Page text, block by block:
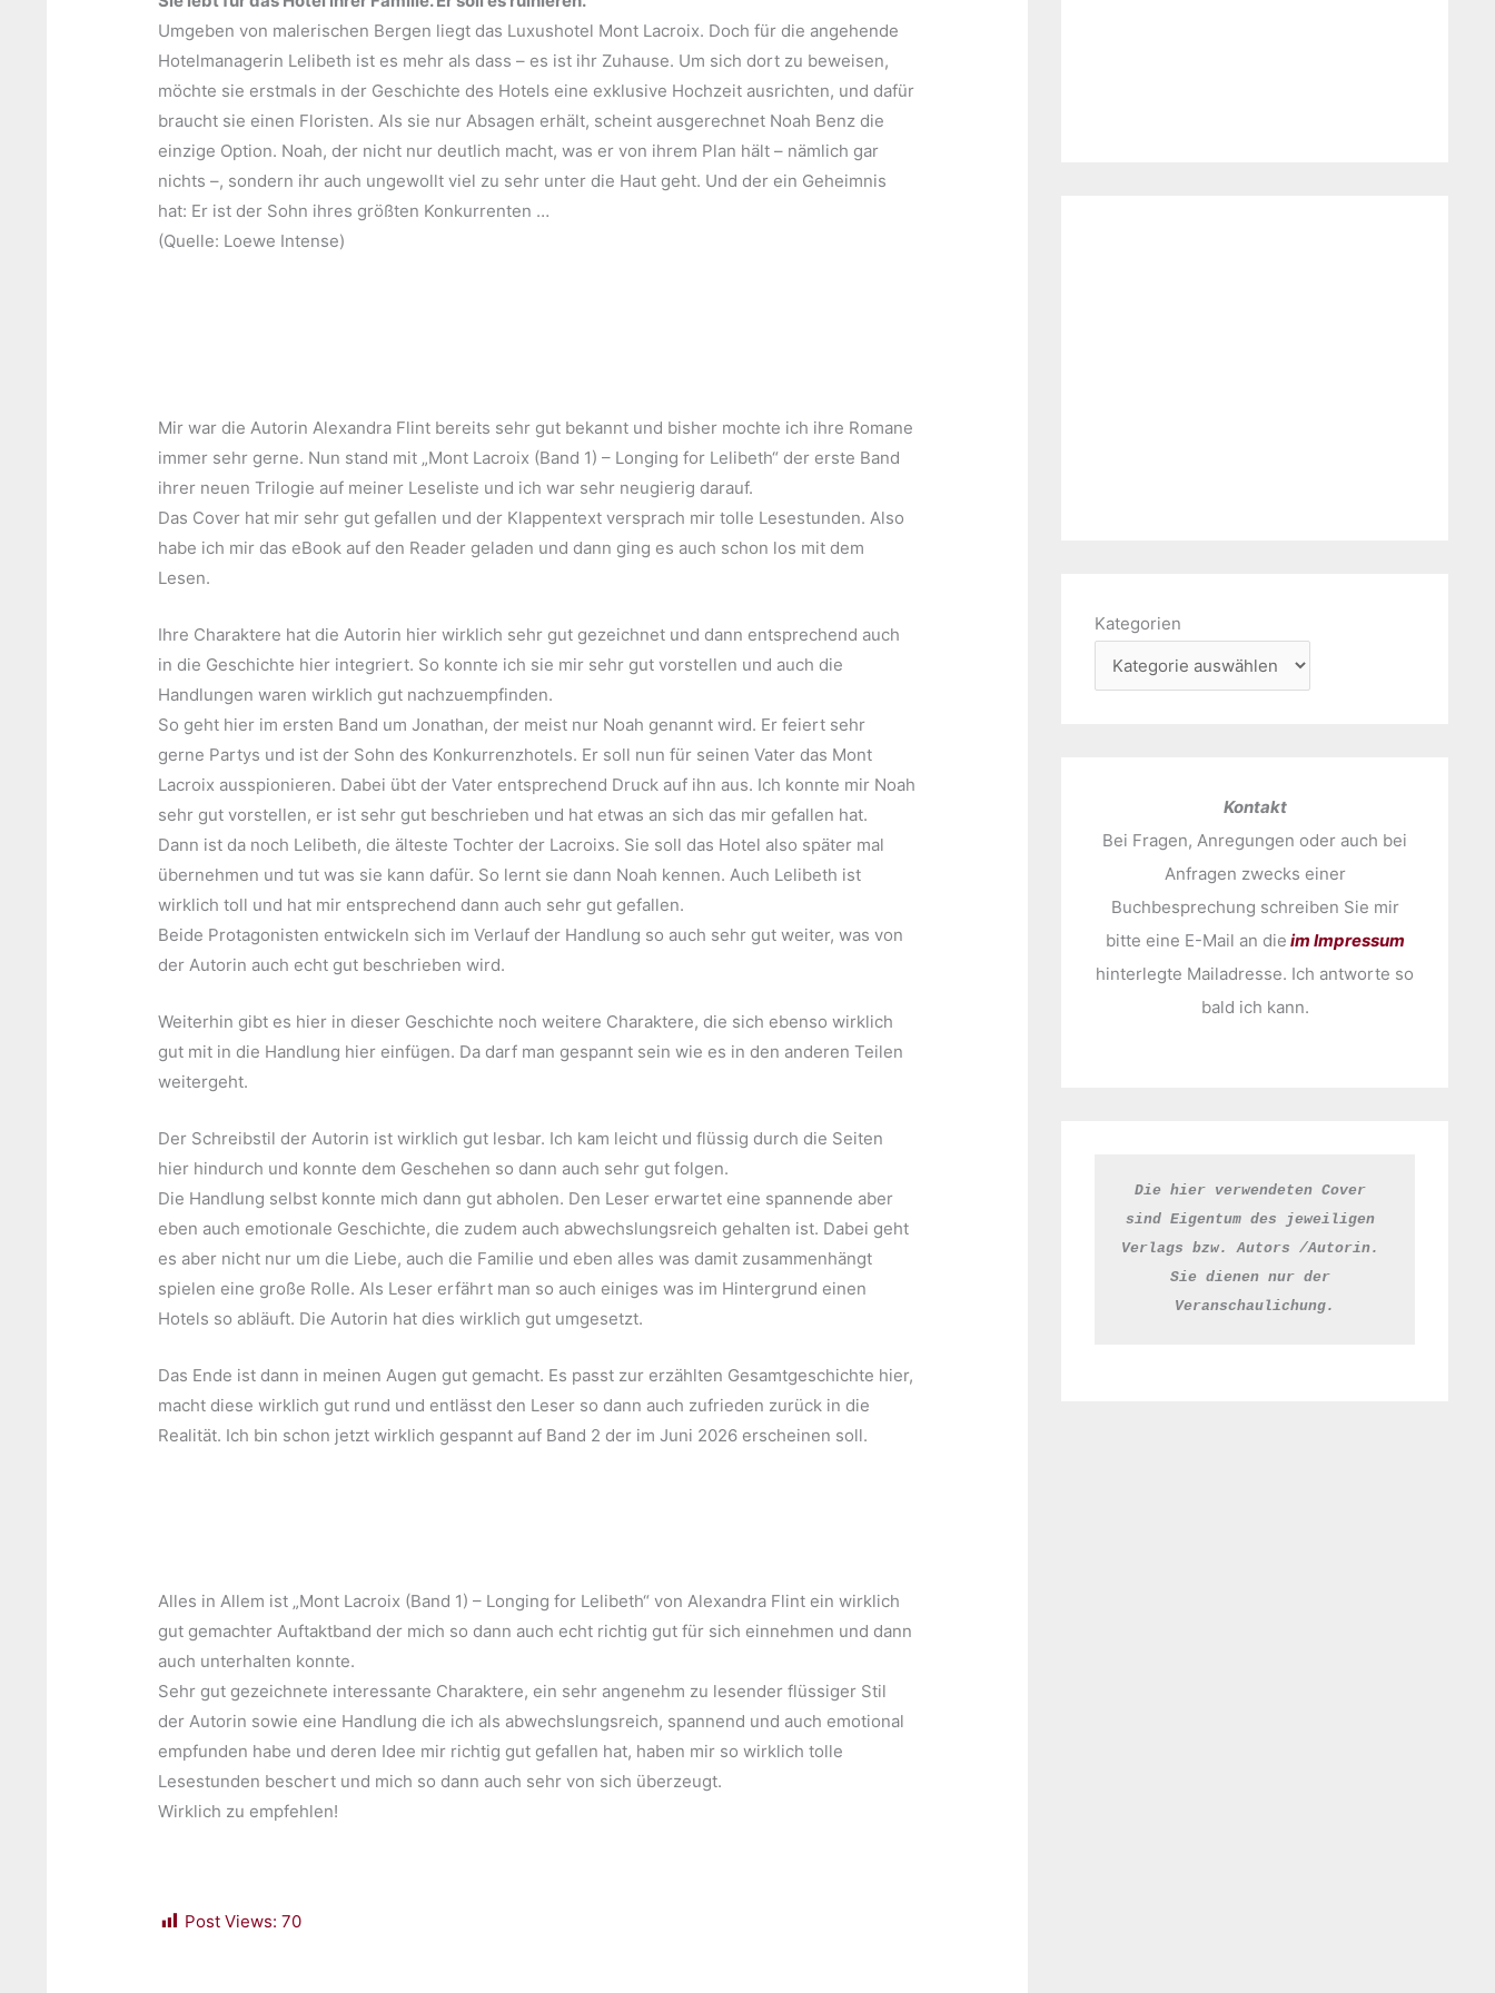
Umgeben von malerischen Bergen liegt das Luxushotel Mont Lacroix. Doch für die angehende
Hotelmanagerin Lelibeth ist es mehr als dass – es ist ihr Zuhause. Um sich dort zu beweisen,
möchte sie erstmals in der Geschichte des Hotels eine exklusive Hochzeit ausrichten, und dafür
braucht sie einen Floristen. Als sie nur Absagen erhält, scheint ausgerechnet Noah Benz die
einzige Option. Noah, der nicht nur deutlich macht, was er von ihrem Plan hält – nämlich gar
nichts –, sondern ihr auch ungewollt viel zu sehr unter die Haut geht. Und der ein Geheimnis
hat: Er ist der Sohn ihres größten Konkurrenten …
(Quelle: Loewe Intense)
Mir war die Autorin Alexandra Flint bereits sehr gut bekannt und bisher mochte ich ihre Romane
immer sehr gerne. Nun stand mit „Mont Lacroix (Band 1) – Longing for Lelibeth“ der erste Band
ihrer neuen Trilogie auf meiner Leseliste und ich war sehr neugierig darauf.
Das Cover hat mir sehr gut gefallen und der Klappentext versprach mir tolle Lesestunden. Also
habe ich mir das eBook auf den Reader geladen und dann ging es auch schon los mit dem
Lesen.
Ihre Charaktere hat die Autorin hier wirklich sehr gut gezeichnet und dann entsprechend auch
in die Geschichte hier integriert. So konnte ich sie mir sehr gut vorstellen und auch die
Handlungen waren wirklich gut nachzuempfinden.
So geht hier im ersten Band um Jonathan, der meist nur Noah genannt wird. Er feiert sehr
gerne Partys und ist der Sohn des Konkurrenzhotels. Er soll nun für seinen Vater das Mont
Lacroix ausspionieren. Dabei übt der Vater entsprechend Druck auf ihn aus. Ich konnte mir Noah
sehr gut vorstellen, er ist sehr gut beschrieben und hat etwas an sich das mir gefallen hat.
Dann ist da noch Lelibeth, die älteste Tochter der Lacroixs. Sie soll das Hotel also später mal
übernehmen und tut was sie kann dafür. So lernt sie dann Noah kennen. Auch Lelibeth ist
wirklich toll und hat mir entsprechend dann auch sehr gut gefallen.
Beide Protagonisten entwickeln sich im Verlauf der Handlung so auch sehr gut weiter, was von
der Autorin auch echt gut beschrieben wird.
Weiterhin gibt es hier in dieser Geschichte noch weitere Charaktere, die sich ebenso wirklich
gut mit in die Handlung hier einfügen. Da darf man gespannt sein wie es in den anderen Teilen
weitergeht.
Der Schreibstil der Autorin ist wirklich gut lesbar. Ich kam leicht und flüssig durch die Seiten
hier hindurch und konnte dem Geschehen so dann auch sehr gut folgen.
Die Handlung selbst konnte mich dann gut abholen. Den Leser erwartet eine spannende aber
eben auch emotionale Geschichte, die zudem auch abwechslungsreich gehalten ist. Dabei geht
es aber nicht nur um die Liebe, auch die Familie und eben alles was damit zusammenhängt
spielen eine große Rolle. Als Leser erfährt man so auch einiges was im Hintergrund einen
Hotels so abläuft. Die Autorin hat dies wirklich gut umgesetzt.
Das Ende ist dann in meinen Augen gut gemacht. Es passt zur erzählten Gesamtgeschichte hier,
macht diese wirklich gut rund und entlässt den Leser so dann auch zufrieden zurück in die
Realität. Ich bin schon jetzt wirklich gespannt auf Band 2 der im Juni 2026 erscheinen soll.
Alles in Allem ist „Mont Lacroix (Band 1) – Longing for Lelibeth“ von Alexandra Flint ein wirklich
gut gemachter Auftaktband der mich so dann auch echt richtig gut für sich einnehmen und dann
auch unterhalten konnte.
Sehr gut gezeichnete interessante Charaktere, ein sehr angenehm zu lesender flüssiger Stil
der Autorin sowie eine Handlung die ich als abwechslungsreich, spannend und auch emotional
empfunden habe und deren Idee mir richtig gut gefallen hat, haben mir so wirklich tolle
Lesestunden beschert und mich so dann auch sehr von sich überzeugt.
Wirklich zu empfehlen!
Post Views: 70
Kategorien
Kontakt
Bei Fragen, Anregungen oder auch bei
Anfragen zwecks einer
Buchbesprechung schreiben Sie mir
bitte eine E-Mail an die im Impressum
hinterlegte Mailadresse. Ich antworte so
bald ich kann.
Die hier verwendeten Cover
sind Eigentum des jeweiligen
Verlags bzw. Autors /Autorin.
Sie dienen nur der
Veranschaulichung.